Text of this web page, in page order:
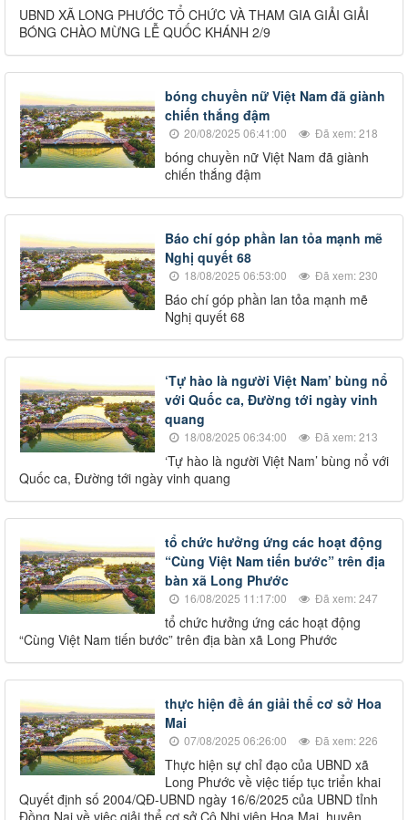
UBND XÃ LONG PHƯỚC TỔ CHỨC VÀ THAM GIA GIẢI GIẢI
BÓNG CHÀO MỪNG LỄ QUỐC KHÁNH 2/9
bóng chuyền nữ Việt Nam đã giành
chiến thắng đậm
20/08/2025 06:41:00 Đã xem: 218
bóng chuyền nữ Việt Nam đã giành
chiến thắng đậm
Báo chí góp phần lan tỏa mạnh mẽ
Nghị quyết 68
18/08/2025 06:53:00 Đã xem: 230
Báo chí góp phần lan tỏa mạnh mẽ
Nghị quyết 68
‘Tự hào là người Việt Nam’ bùng nổ
với Quốc ca, Đường tới ngày vinh
quang
18/08/2025 06:34:00 Đã xem: 213
‘Tự hào là người Việt Nam’ bùng nổ với
Quốc ca, Đường tới ngày vinh quang
tổ chức hưởng ứng các hoạt động
“Cùng Việt Nam tiến bước” trên địa
bàn xã Long Phước
16/08/2025 11:17:00 Đã xem: 247
tổ chức hưởng ứng các hoạt động
“Cùng Việt Nam tiến bước” trên địa bàn xã Long Phước
thực hiện đề án giải thể cơ sở Hoa
Mai
07/08/2025 06:26:00 Đã xem: 226
Thực hiện sự chỉ đạo của UBND xã
Long Phước về việc tiếp tục triển khai
Quyết định số 2004/QĐ-UBND ngày 16/6/2025 của UBND tỉnh